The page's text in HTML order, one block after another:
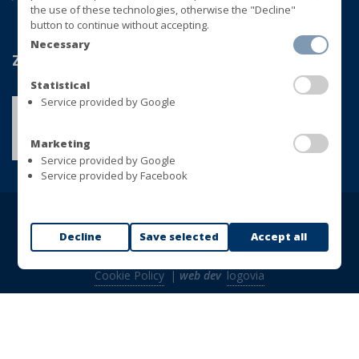
Zertifizierungen
Copyright © BLUVER Srl - VAT 01433280748
Alle Rechte vorbehalten |Datenschutz-Bestimmungen|
Cookie Policy | web dev logovia
the use of these technologies, otherwise the "Decline"
button to continue without accepting.
Necessary
Statistical
Service provided by Google
Marketing
Service provided by Google
Service provided by Facebook
Decline Save selected Accept all